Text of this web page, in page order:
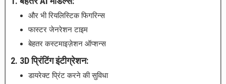
और भी रियलिस्टिक फिगरिन्स
फास्टर जेनरेशन टाइम
बेहतर कस्टमाइज़ेशन ऑप्शन्स
2. 3D प्रिंटिंग इंटीग्रेशन:
डायरेक्ट प्रिंट करने की सुविधा